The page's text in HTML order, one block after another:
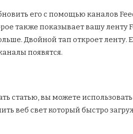
его с помощью каналов
также показывает вашу ленту
Двойной тап откроет ленту.
появятся.
статью, вы можете
веб свет который быстро